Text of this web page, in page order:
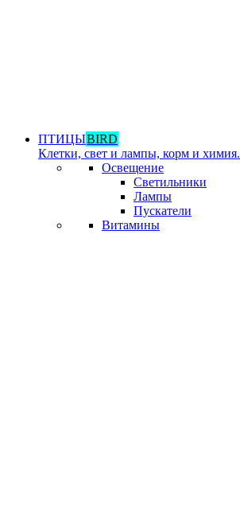
ПТИЦЫBIRD
Клетки, свет и лампы, корм и химия.
Освещение
Светильники
Лампы
Пускатели
Витамины